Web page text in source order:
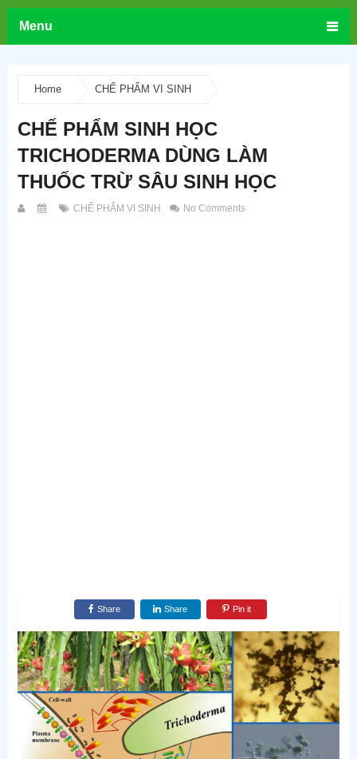
Menu
Home CHẾ PHẨM VI SINH
CHẾ PHẨM SINH HỌC
TRICHODERMA DÙNG LÀM
THUỐC TRỪ SÂU SINH HỌC
CHẾ PHẨM VI SINH No Comments
Share Share Pin it